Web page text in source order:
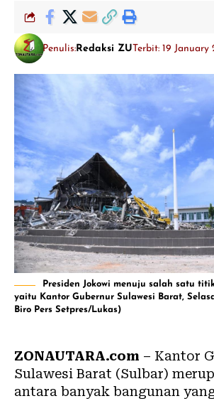
Penulis: Redaksi ZUTerbit: 19 January
Presiden Jokowi menuju salah satu
yaitu Kantor Gubernur Sulawesi Barat, Selasa
Biro Pers Setpres/Lukas)
ZONAUTARA.com – Kantor
Sulawesi Barat (Sulbar)
antara banyak bangunan